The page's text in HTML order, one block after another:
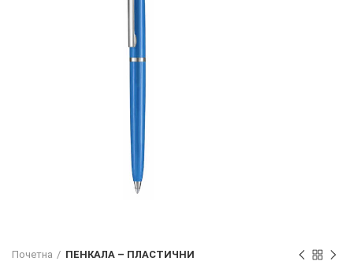
Почетна ПЕНКАЛА – ПЛАСТИЧНИ